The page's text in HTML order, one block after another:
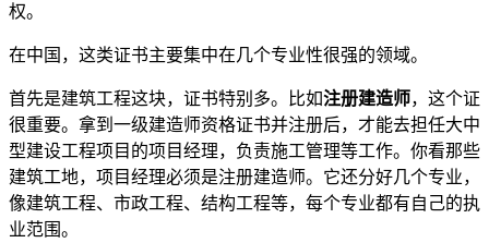
权。
在中国，这类证书主要集中在几个专业性很强的领域。
首先是建筑工程这块，证书特别多。比如注册建造师，这个证
很重要。拿到一级建造师资格证书并注册后，才能去担任大中
型建设工程项目的项目经理，负责施工管理等工作。你看那些
建筑工地，项目经理必须是注册建造师。它还分好几个专业，
像建筑工程、市政工程、结构工程等，每个专业都有自己的执
业范围。